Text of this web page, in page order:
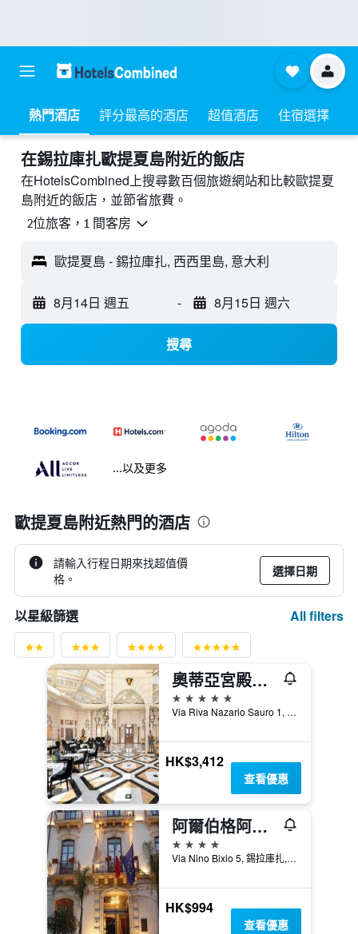
熱門酒店 評分最高的酒店 超值酒店 住宿選擇
​在錫拉庫扎歐提夏島附近​的飯店
在HotelsCombined上搜尋數百個旅遊網站和比較歐提夏
島附近的飯店，並節省旅費。
2位旅客，1 間客房
歐提夏島 - 錫拉庫扎, 西西里島, 意大利
8月14日 週五 - 8月15日 週六
搜尋
...以及更多
歐提夏島附近熱門的酒店
請輸入行程日期來找超值價
格。
選擇日期
以星級篩選 All filters
奧蒂亞宮殿豪華飯店
5星級
Via Riva Nazario Sauro 1, 錫拉庫扎, 西西里島, 義大利
HK$3,412
查看優惠
阿爾伯格阿爾費歐大酒店
4星級
Via Nino Bixio 5, 錫拉庫扎, 西西里島, 義大利
HK$994
查看優惠